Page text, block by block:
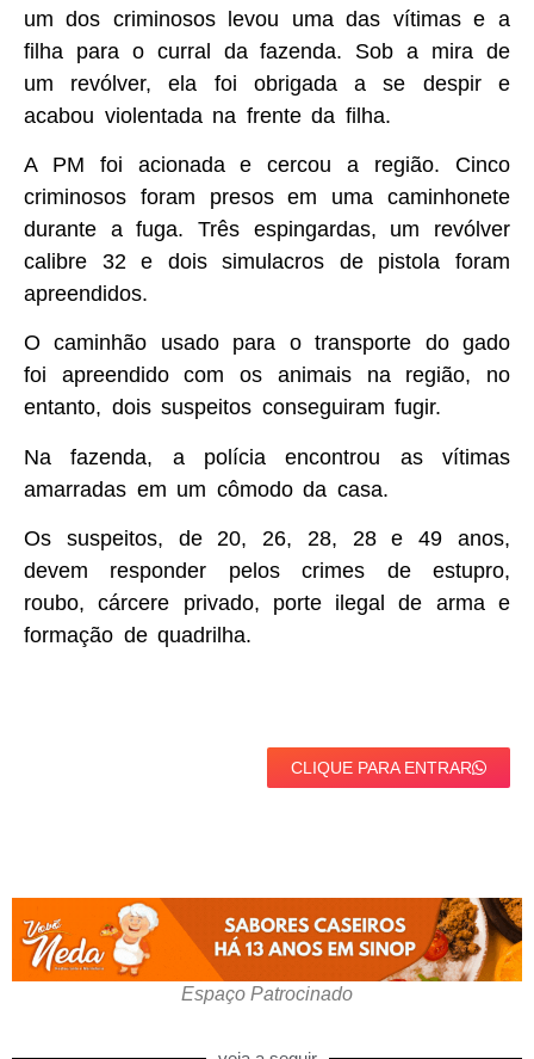
um dos criminosos levou uma das vítimas e a
filha para o curral da fazenda. Sob a mira de
um revólver, ela foi obrigada a se despir e
acabou violentada na frente da filha.
A PM foi acionada e cercou a região. Cinco
criminosos foram presos em uma caminhonete
durante a fuga. Três espingardas, um revólver
calibre 32 e dois simulacros de pistola foram
apreendidos.
O caminhão usado para o transporte do gado
foi apreendido com os animais na região, no
entanto, dois suspeitos conseguiram fugir.
Na fazenda, a polícia encontrou as vítimas
amarradas em um cômodo da casa.
Os suspeitos, de 20, 26, 28, 28 e 49 anos,
devem responder pelos crimes de estupro,
roubo, cárcere privado, porte ilegal de arma e
formação de quadrilha.
CLIQUE PARA ENTRAR
Espaço Patrocinado